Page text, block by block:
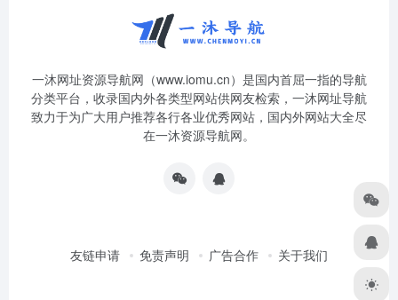
一沐网址资源导航网（www.iomu.cn）是国内首屈一指的导航
分类平台，收录国内外各类型网站供网友检索，一沐网址导航
致力于为广大用户推荐各行各业优秀网站，国内外网站大全尽
在一沐资源导航网。
友链申请 免责声明 广告合作 关于我们